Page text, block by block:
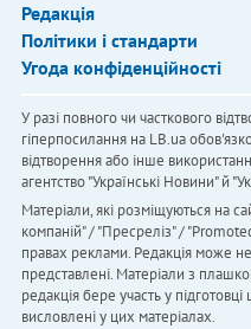
Редакція
Політики і стандарти
Угода конфіденційності
У разі повного чи часткового
гіперпосилання на LB.ua
відтворення або інше
агентство "Українськi Новини" й
Матеріали, які розміщуються на
компаній" / "Пресреліз" /
правах реклами. Редакція може
представлені. Матеріали з
редакція бере участь у
висловлені у цих матеріалах.